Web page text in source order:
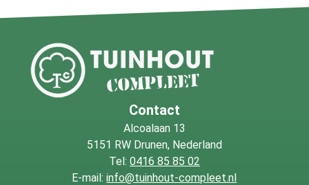
Contact
Alcoalaan 13
5151 RW Drunen, Nederland
Tel: 0416 85 85 02
E-mail:info@tuinhout-compleet.nl